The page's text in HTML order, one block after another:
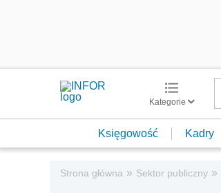
Kategorie
Księgowość Kadry
Strona główna » Sektor publiczny »